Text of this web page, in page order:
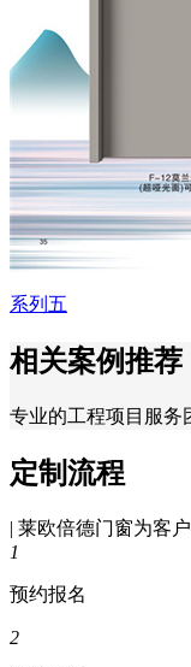
系列五
相关案例推荐
专业的工程项目服务
定制流程
| 莱欧倍德门窗为客
1
预约报名
2